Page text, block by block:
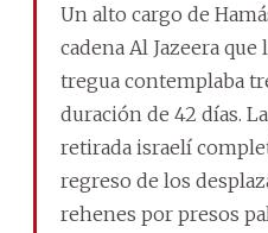
Un alto cargo de
cadena Al Jazeera
tregua contemplaba
duración de 42 días.
retirada israelí
regreso de los
rehenes por presos